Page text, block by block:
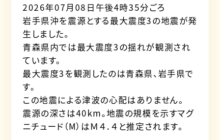
2026年07月08日午後4時35分ごろ
岩手県沖を震源とする最大震度3の地震が発
生しました。
青森県内では最大震度3の揺れが観測され
ています。
最大震度3を観測したのは青森県、岩手県で
す。
この地震による津波の心配はありません。
震源の深さは40km。地震の規模を示すマグ
ニチュード（M）はＭ４．４と推定されます。